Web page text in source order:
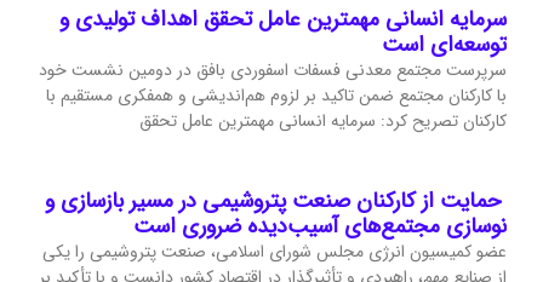
سرمایه انسانی مهمترین عامل تحقق اهداف تولیدی و
توسعه‌ای است
سرپرست مجتمع معدنی فسفات اسفوردی بافق در دومین نشست خود
با کارکنان مجتمع ضمن تاکید بر لزوم هم‌اندیشی و همفکری مستقیم با
کارکنان تصریح کرد: سرمایه انسانی مهمترین عامل تحقق
حمایت از کارکنان صنعت پتروشیمی در مسیر بازسازی و
نوسازی مجتمع‌های آسیب‌دیده ضروری است
عضو کمیسیون انرژی مجلس شورای اسلامی، صنعت پتروشیمی را یکی